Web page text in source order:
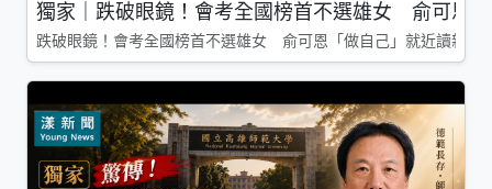
獨家｜跌破眼鏡！會考全國榜首不選雄女 俞可恩
跌破眼鏡！會考全國榜首不選雄女 俞可恩「做自己」就近讀新莊